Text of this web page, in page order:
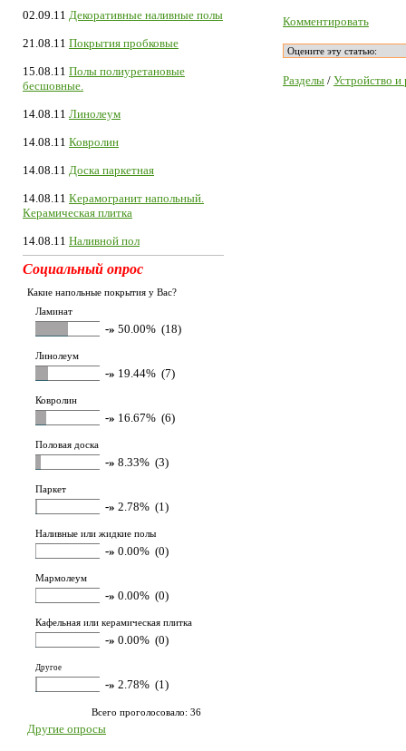
02.09.11 Декоративные наливные полы
21.08.11 Покрытия пробковые
15.08.11 Полы полиуретановые
бесшовные.
14.08.11 Линолеум
14.08.11 Ковролин
14.08.11 Доска паркетная
14.08.11 Керамогранит напольный.
Керамическая плитка
14.08.11 Наливной пол
Социальный опрос
Какие напольные покрытия у Вас?
Ламинат
-» 50.00% (18)
Линолеум
-» 19.44% (7)
Ковролин
-» 16.67% (6)
Половая доска
-» 8.33% (3)
Паркет
-» 2.78% (1)
Наливные или жидкие полы
-» 0.00% (0)
Мармолеум
-» 0.00% (0)
Кафельная или керамическая плитка
-» 0.00% (0)
Другое
-» 2.78% (1)
Всего проголосовало: 36
Другие опросы
Комментировать
Разделы / Устройство и